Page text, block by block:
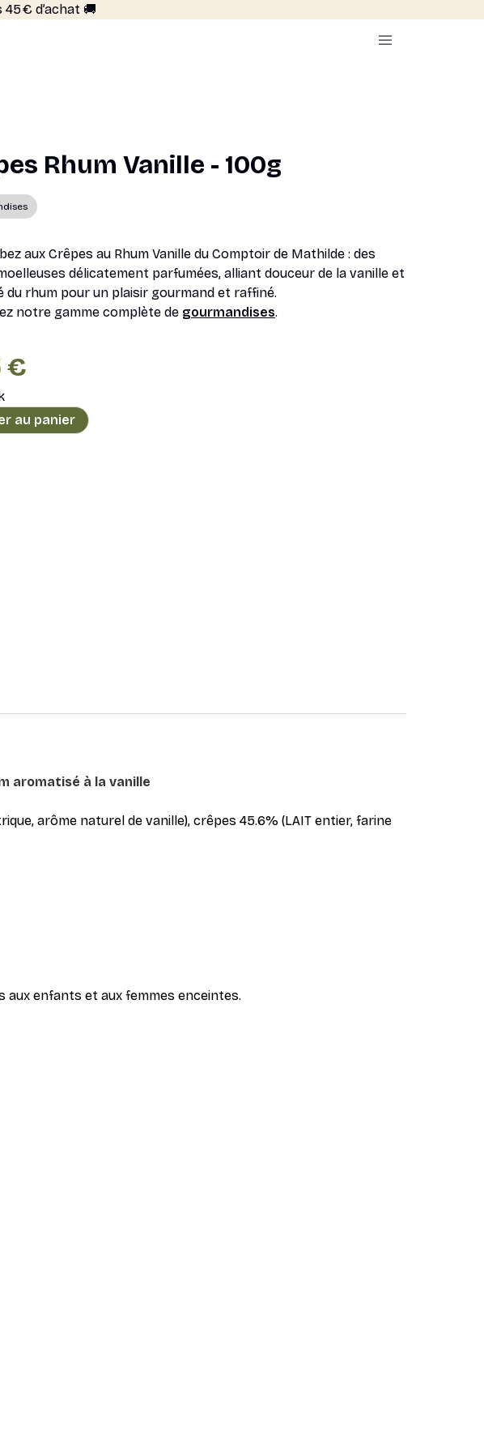
€ d’achat 🚚
Rhum Vanille - 100g
aux Crêpes au Rhum Vanille du Comptoir de Mathilde : des
délicatement parfumées, alliant douceur de la vanille et
du rhum pour un plaisir gourmand et raffiné.
notre gamme complète de gourmandises.
€
au panier
aromatisé à la vanille
arôme naturel de vanille), crêpes 45.6% (LAIT entier, farine
aux enfants et aux femmes enceintes.